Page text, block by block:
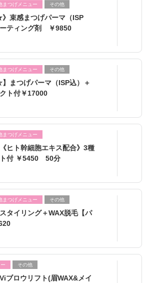
まつげメニュー その他
》束感まつげパーマ（ISP
ティング剤 ￥9850
まつげメニュー その他
】まつげパーマ（ISP込）＋
ト付￥17000
まつげメニュー
ヒト幹細胞エキス配合》3種
付 ￥5450 50分
まつげメニュー その他
タイリング＋WAX脱毛【パ
その他
ブロウリフト(眉WAX&メイ